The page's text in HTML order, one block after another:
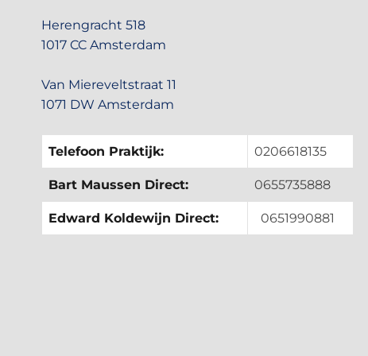
Herengracht 518
1017 CC Amsterdam
Van Miereveltstraat 11
1071 DW Amsterdam
Telefoon Praktijk: 0206618135
Bart Maussen Direct: 0655735888
Edward Koldewijn Direct: 0651990881